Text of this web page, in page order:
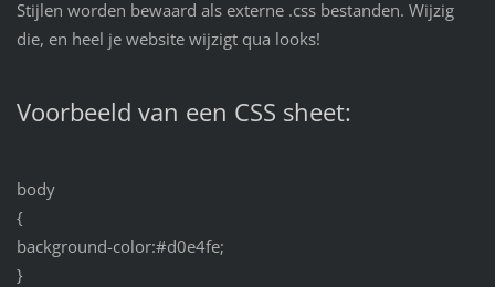
Stijlen worden bewaard als externe .css bestanden. Wijzig
die, en heel je website wijzigt qua looks!
Voorbeeld van een CSS sheet:
body
{
background-color:#d0e4fe;
}